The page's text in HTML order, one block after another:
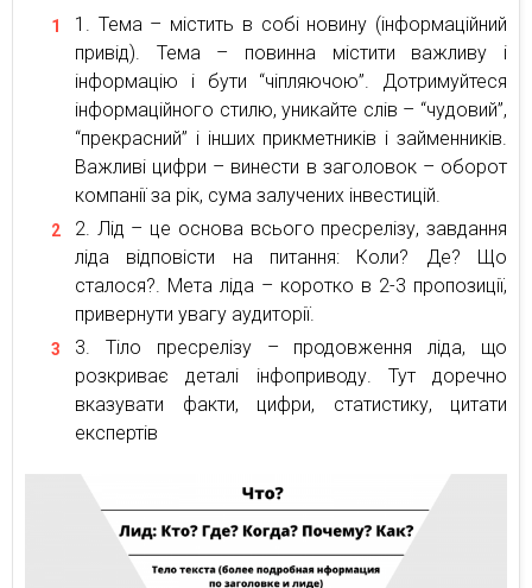
Тема – містить в собі новину (інформаційний
привід). Тема – повинна містити важливу і
інформацію і бути “чіпляючою”. Дотримуйтеся
інформаційного стилю, уникайте слів – “чудовий”,
“прекрасний” і інших прикметників і займенників.
Важливі цифри – винести в заголовок – оборот
компанії за рік, сума залучених інвестицій.
Лід – це основа всього пресрелізу, завдання
ліда відповісти на питання: Коли? Де? Що
сталося?. Мета ліда – коротко в 2-3 пропозиції,
привернути увагу аудиторії.
Тіло пресрелізу – продовження ліда, що
розкриває деталі інфоприводу. Тут доречно
вказувати факти, цифри, статистику, цитати
експертів